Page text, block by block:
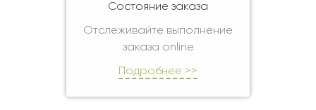
Состояние заказа
Отслеживайте выполнение
заказа online
Подробнее >>